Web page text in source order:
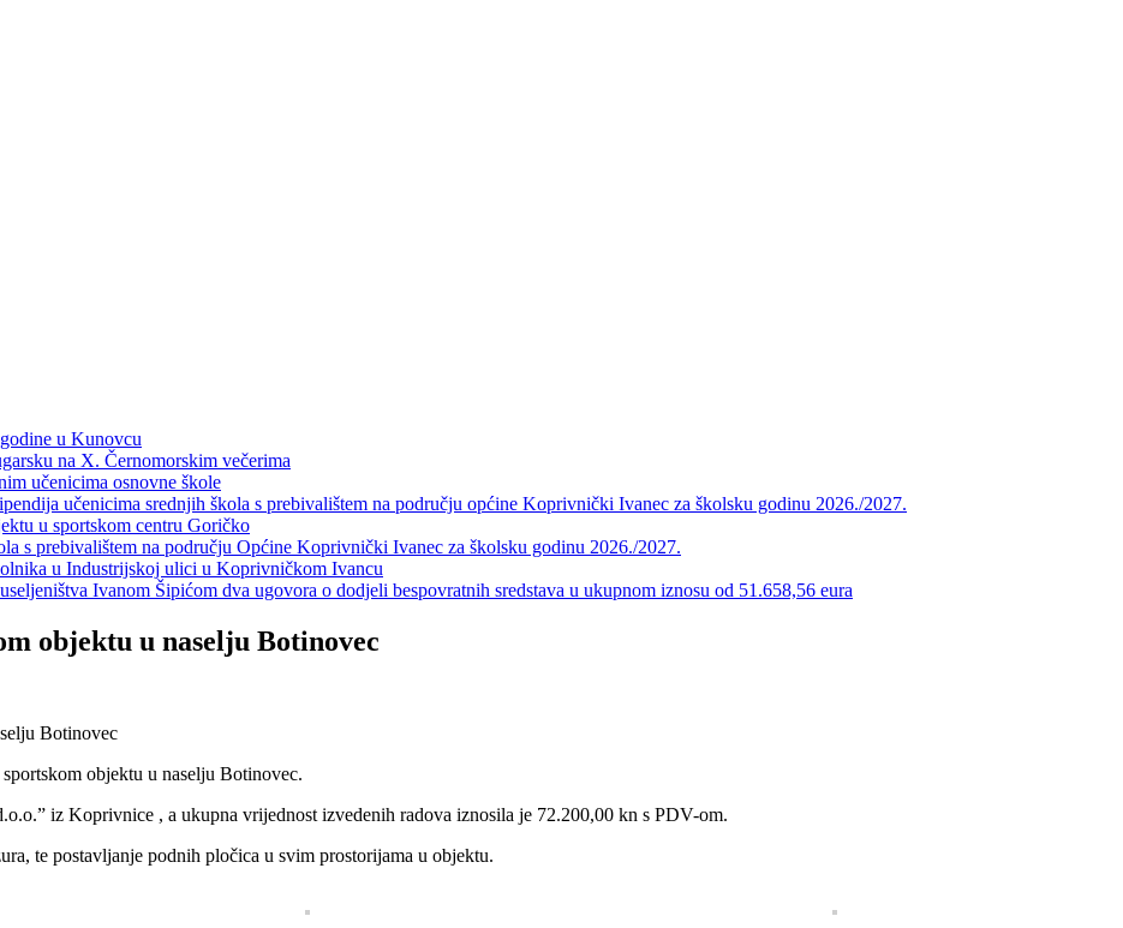
u Kunovcu
na X. Černomorskim večerima
učenicima osnovne škole
učenicima srednjih škola s prebivalištem na području općine Koprivnički Ivanec za školsku godinu 2026./2027.
u sportskom centru Goričko
s prebivalištem na području Općine Koprivnički Ivanec za školsku godinu 2026./2027.
u Industrijskoj ulici u Koprivničkom Ivancu
Ivanom Šipićom dva ugovora o dodjeli bespovratnih sredstava u ukupnom iznosu od 51.658,56 eura
objektu u naselju Botinovec
objektu u naselju Botinovec.
iz Koprivnice , a ukupna vrijednost izvedenih radova iznosila je 72.200,00 kn s PDV-om.
te postavljanje podnih pločica u svim prostorijama u objektu.